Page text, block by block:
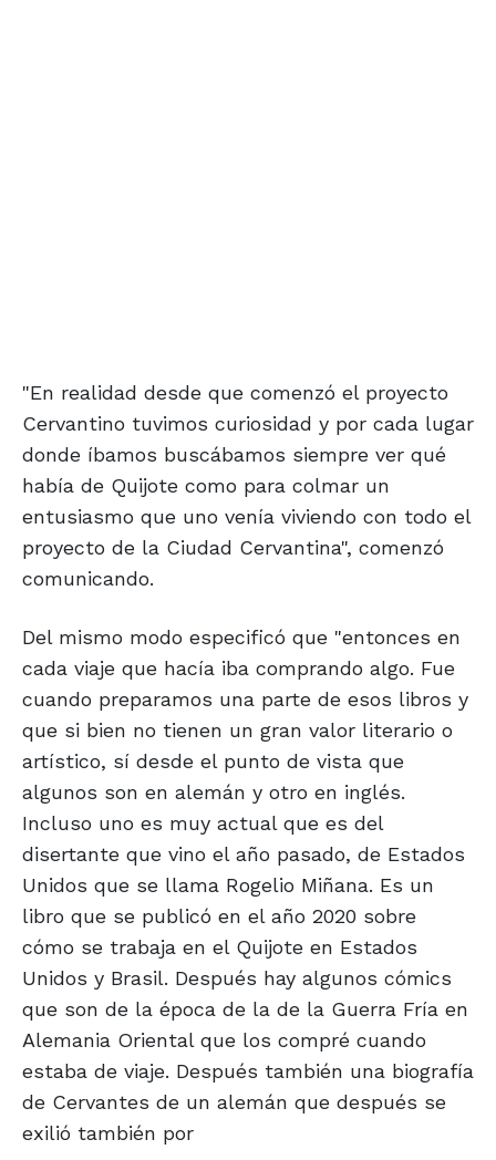
"En realidad desde que comenzó el proyecto
Cervantino tuvimos curiosidad y por cada lugar
donde íbamos buscábamos siempre ver qué
había de Quijote como para colmar un
entusiasmo que uno venía viviendo con todo el
proyecto de la Ciudad Cervantina", comenzó
comunicando.
Del mismo modo especificó que "entonces en
cada viaje que hacía iba comprando algo. Fue
cuando preparamos una parte de esos libros y
que si bien no tienen un gran valor literario o
artístico, sí desde el punto de vista que
algunos son en alemán y otro en inglés.
Incluso uno es muy actual que es del
disertante que vino el año pasado, de Estados
Unidos que se llama Rogelio Miñana. Es un
libro que se publicó en el año 2020 sobre
cómo se trabaja en el Quijote en Estados
Unidos y Brasil. Después hay algunos cómics
que son de la época de la de la Guerra Fría en
Alemania Oriental que los compré cuando
estaba de viaje. Después también una biografía
de Cervantes de un alemán que después se
exilió también por